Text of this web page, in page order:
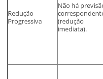
Redução
Progressiva
Não há
(redução
imediata).